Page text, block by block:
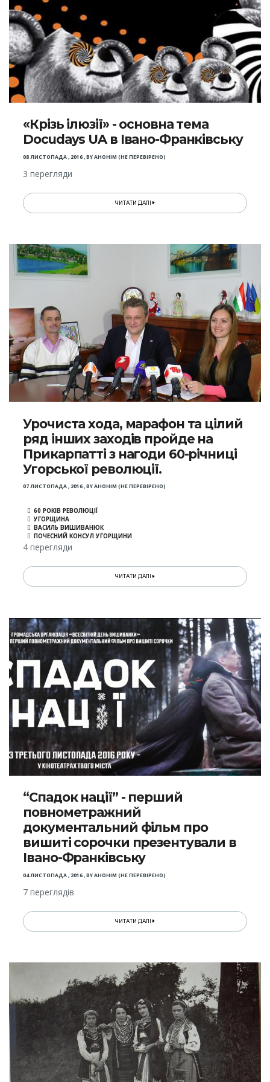
«Крізь ілюзії» - основна тема
Docudays UA в Івано-Франківську
08 ЛИСТОПАДА , 2016,BYАНОНІМ (НЕ ПЕРЕВІРЕНО)
3 перегляди
ЧИТАТИ ДАЛІ
Урочиста хода, марафон та цілий
ряд інших заходів пройде на
Прикарпатті з нагоди 60-річниці
Угорської революції.
07 ЛИСТОПАДА , 2016,BYАНОНІМ (НЕ ПЕРЕВІРЕНО)
60 РОКІВ РЕВОЛЮЦІЇ
УГОРЩИНА
ВАСИЛЬ ВИШИВАНЮК
ПОЧЕСНИЙ КОНСУЛ УГОРЩИНИ
4 перегляди
ЧИТАТИ ДАЛІ
“Спадок нації” - перший
повнометражний
документальний фільм про
вишиті сорочки презентували в
Івано-Франківську
04 ЛИСТОПАДА , 2016,BYАНОНІМ (НЕ ПЕРЕВІРЕНО)
7 переглядів
ЧИТАТИ ДАЛІ